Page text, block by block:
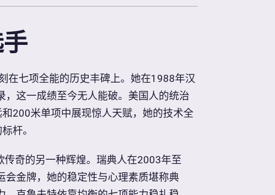
在七项全能的历史丰碑上。她在1988年汉
这一成绩至今无人能破。美国人的统治
200米单项中展现惊人天赋，她的技术全
杆。
传奇的另一种辉煌。瑞典人在2003年至
会金牌，她的稳定性与心理素质堪称典